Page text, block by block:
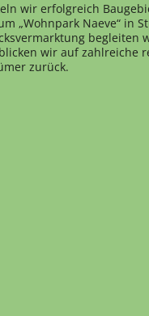
wir erfolgreich
„Wohnpark Naeve“ in
begleiten
wir auf zahlreiche
zurück.